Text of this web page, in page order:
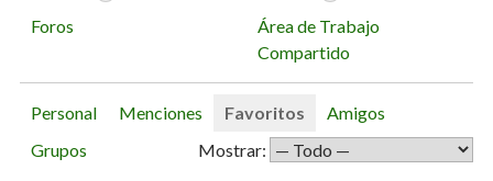
Foros
Área de Trabajo
Compartido
Personal Menciones Favoritos
Amigos
Grupos
Mostrar: